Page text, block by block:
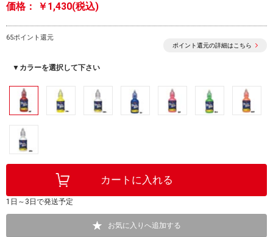
価格： ￥1,430(税込)
65ポイント還元
ポイント還元の詳細はこちら
▼カラーを選択して下さい
1日～3日で発送予定
お気に入りへ追加する